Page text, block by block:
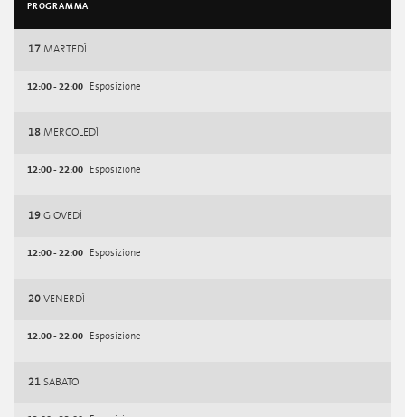
PROGRAMMA
17 MARTEDÌ
12:00 - 22:00 Esposizione
18 MERCOLEDÌ
12:00 - 22:00 Esposizione
19 GIOVEDÌ
12:00 - 22:00 Esposizione
20 VENERDÌ
12:00 - 22:00 Esposizione
21 SABATO